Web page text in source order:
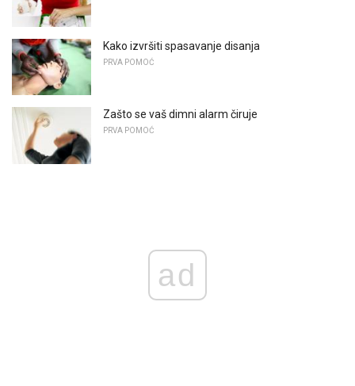
Kako izvršiti spasavanje disanja
PRVA POMOĆ
Zašto se vaš dimni alarm čiruje
PRVA POMOĆ
ad